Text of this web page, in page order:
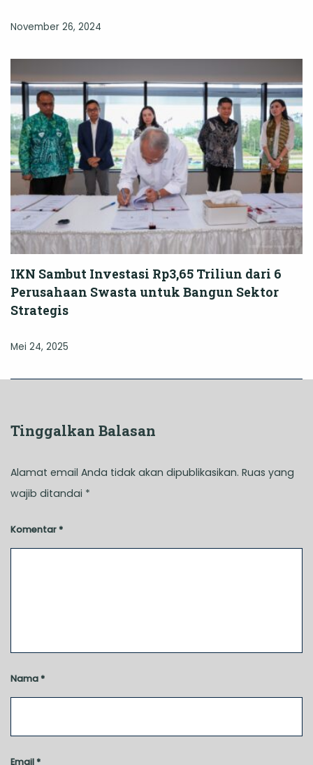
November 26, 2024
IKN Sambut Investasi Rp3,65 Triliun dari 6
Perusahaan Swasta untuk Bangun Sektor
Strategis
Mei 24, 2025
Tinggalkan Balasan
Alamat email Anda tidak akan dipublikasikan. Ruas yang
wajib ditandai *
Komentar *
Nama *
Email *